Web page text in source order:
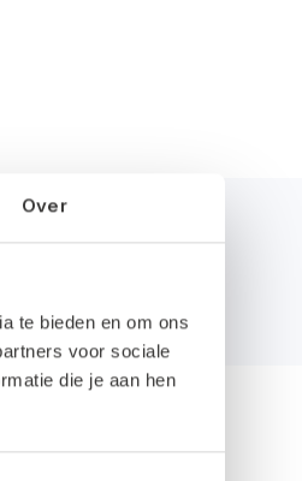
Over
te bieden en om ons
voor sociale
die je aan hen
zo gepiept